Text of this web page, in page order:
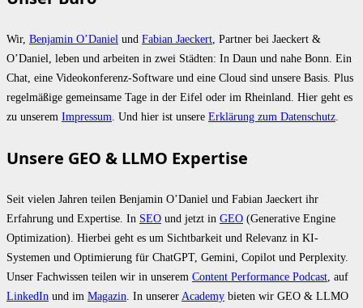
Wir, Benjamin O’Daniel und Fabian Jaeckert , Partner bei Jaeckert &
O’Daniel, leben und arbeiten in zwei Städten: In Daun und nahe Bonn. Ein
Chat, eine Videokonferenz-Software und eine Cloud sind unsere Basis. Plus
regelmäßige gemeinsame Tage in der Eifel oder im Rheinland. Hier geht es
zu unserem Impressum . Und hier ist unsere Erklärung zum Datenschutz
Unsere GEO & LLMO Expertise
Seit vielen Jahren teilen Benjamin O’Daniel und Fabian Jaeckert ihr
Erfahrung und Expertise. In SEO und jetzt in GEO (Generative Engine
Optimization). Hierbei geht es um Sichtbarkeit und Relevanz in KI-
Systemen und Optimierung für ChatGPT, Gemini, Copilot und Perplexity.
Unser Fachwissen teilen wir in unserem Content Performance Podcast , auf
LinkedIn und im Magazin . In unserer Academy bieten wir GEO & LLMO